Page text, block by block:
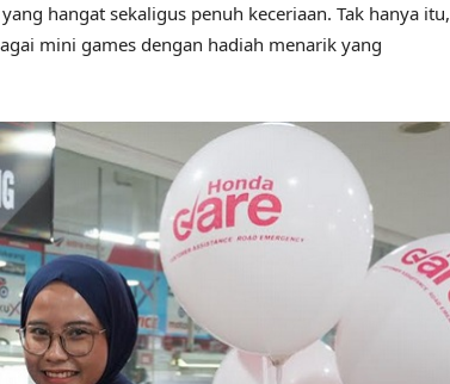
hangat sekaligus penuh keceriaan. Tak hanya itu,
mini games dengan hadiah menarik yang